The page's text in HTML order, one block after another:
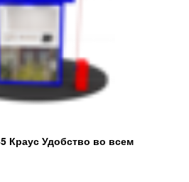
Краус Удобство во всем